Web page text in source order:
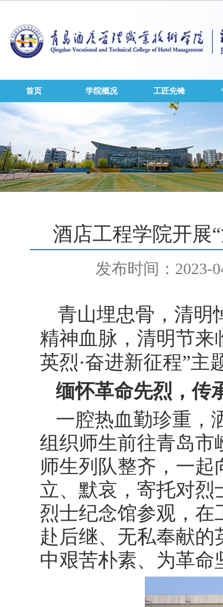
首页 学院概况 工匠先锋
酒店工程学院开展
发布时间：2023-
青山埋忠骨，清明
精神血脉，清明节来
英烈·奋进新征程”主
缅怀革命先烈，传
一腔热血勤珍重，
组织师生前往青岛市
师生列队整齐，一
立、默哀，寄托对
烈士纪念馆参观，
赴后继、无私奉献的
中艰苦朴素、为革